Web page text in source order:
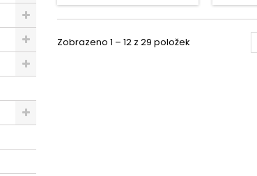
Zobrazeno 1 – 12 z 29 položek